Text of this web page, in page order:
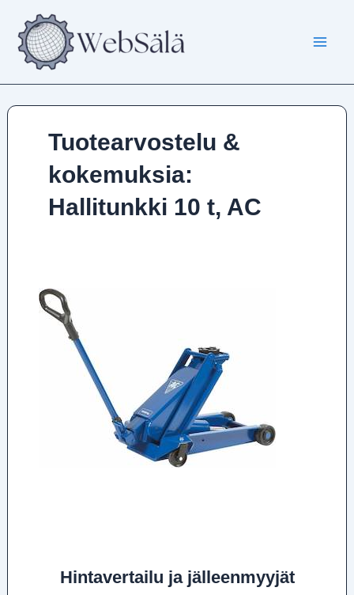
sisältöön
Tuotearvostelu &
kokemuksia:
Hallitunkki 10 t, AC
Hintavertailu ja jälleenmyyjät